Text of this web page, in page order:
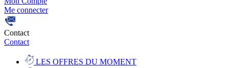
Me connecter
Contact
Contact
LES OFFRES DU MOMENT